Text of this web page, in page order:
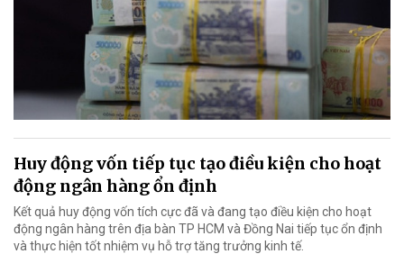
Huy động vốn tiếp tục tạo điều kiện cho hoạt
động ngân hàng ổn định
Kết quả huy động vốn tích cực đã và đang tạo điều kiện cho hoạt
động ngân hàng trên địa bàn TP HCM và Đồng Nai tiếp tục ổn định
và thực hiện tốt nhiệm vụ hỗ trợ tăng trưởng kinh tế.